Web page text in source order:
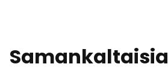
Samankaltaisia